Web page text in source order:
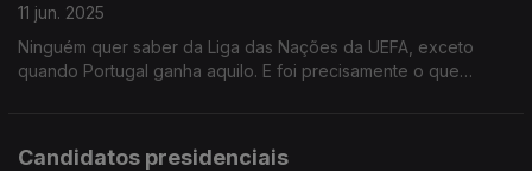
11 jun. 2025
Ninguém quer saber da Liga das Nações da UEFA, exceto
quando Portugal ganha aquilo. E foi precisamente o que
Candidatos presidenciais